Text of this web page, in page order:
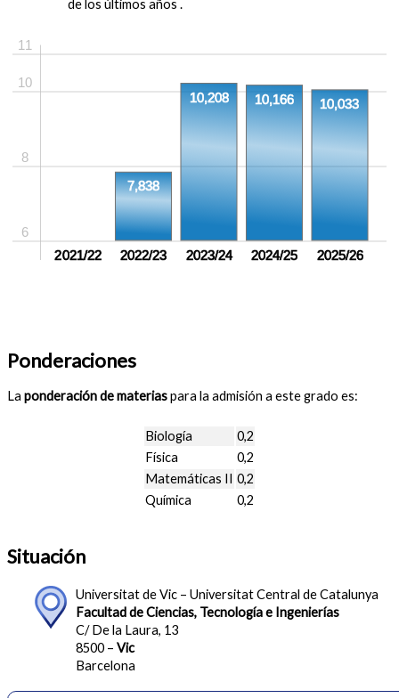
de los últimos años .
11
6
8
10
sin crear
7,838
10,208 10,166 10,033
2021/22 2022/23 2023/24 2024/25 2025/26
Ponderaciones
La ponderación de materiaspara la admisión a este grado es:
Biología
0,2
Física
0,2
Matemáticas II 0,2
Química
0,2
Situación
Universitat de Vic – Universitat Central de Catalunya
Facultad de Ciencias, Tecnología e Ingenierías
C/ De la Laura, 13
8500 – Vic
Barcelona